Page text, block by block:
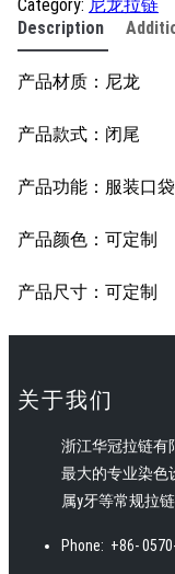
Category: 尼龙拉链
Description
产品材质：尼龙
产品款式：闭尾
产品功能：服装口
产品颜色：可定制
产品尺寸：可定制
关于我们
浙江华冠拉链有
最大的专业染色
属y牙等常规拉
Phone: +86-